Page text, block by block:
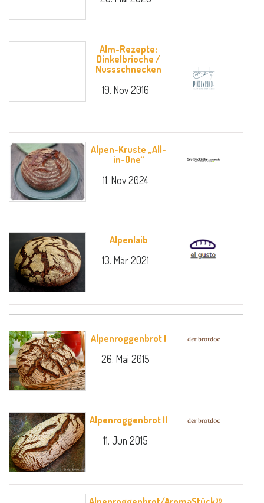
Alm-Rezepte:
Dinkelbrioche /
Nussschnecken
19. Nov 2016
Alpen-Kruste „All-
in-One“
11. Nov 2024
Alpenlaib
13. Mär 2021
Alpenroggenbrot I
26. Mai 2015
Alpenroggenbrot II
11. Jun 2015